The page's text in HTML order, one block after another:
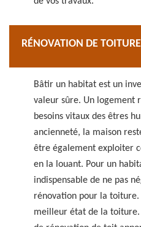
RÉNOVATION DE TOITURE
Bâtir un habitat est un
valeur sûre. Un logement
besoins vitaux des êtres
ancienneté, la maison
être également exploiter
en la louant. Pour un
indispensable de ne pas
rénovation pour la
meilleur état de la toiture.